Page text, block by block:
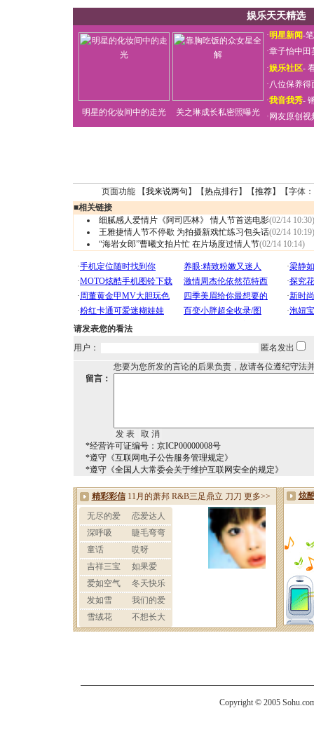
娱乐天天精选
明星的化妆间中的走光 关之琳成长私密照曝光
·明星新闻-
·章子怡中田
·娱乐社区-
·八位保养得
·我音我秀-
· 网友原创视
页面功能 【我来说两句 】【热点排行】【推荐】【字体：
■相关链接
细腻感人爱情片《阿司匹林》 情人节首选电影(02/14 10:30)
王雅捷情人节不停歇 为拍摄新戏忙练习包头话(02/14 10:19)
“海岩女郎”曹曦文拍片忙 在片场度过情人节(02/14 10:14)
请发表您的看法
用户：
匿名发出
您要为您所发的言论的后果负责，故请各位遵纪守法
留言：
*经营许可证编号：京ICP00000008号
*遵守《互联网电子公告服务管理规定》
*遵守《全国人大常委会关于维护互联网安全的规定》
Copyright © 2005